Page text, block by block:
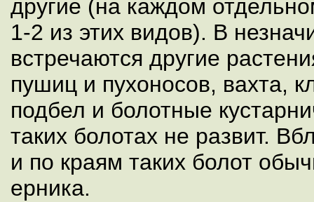
другие (на каждом
1-2 из этих видов). В
встречаются другие
пушиц и пухоносов, вахта,
подбел и болотные
таких болотах не развит.
и по краям таких болот
ерника.